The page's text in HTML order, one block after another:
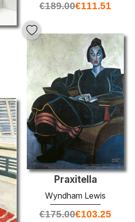
€189.00€111.51
Praxitella
Wyndham Lewis
€175.00€103.25